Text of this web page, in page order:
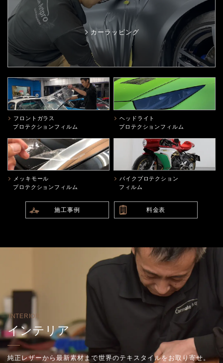
カーラッピング
フロントガラス
プロテクションフィルム
ヘッドライト
プロテクションフィルム
メッキモール
プロテクションフィルム
バイクプロテクション
フィルム
施工事例 料金表
INTERIOR
インテリア
純正レザーから最新素材まで世界のテキスタイルをお取り寄せ。